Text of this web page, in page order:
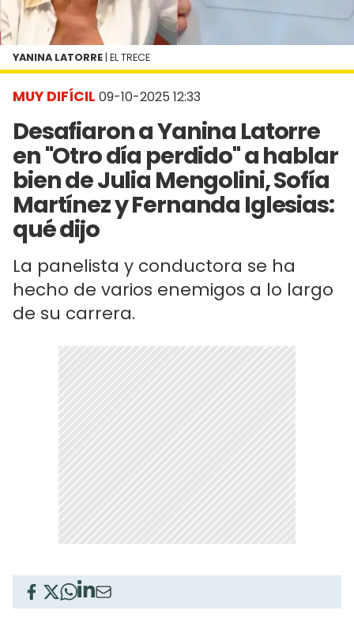
MUY DIFÍCIL 09-10-2025 12:33
Desafiaron a Yanina Latorre
en "Otro día perdido" a hablar
bien de Julia Mengolini, Sofía
Martínez y Fernanda Iglesias:
qué dijo
La panelista y conductora se ha
hecho de varios enemigos a lo largo
de su carrera.
YANINA LATORRE | EL TRECE